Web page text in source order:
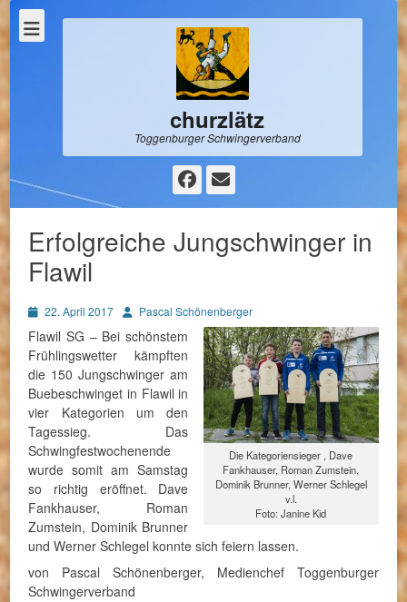
churzlätz
Toggenburger Schwingerverband
Facebook
E-
Mail
Erfolgreiche Jungschwinger in
Flawil
Posted22. April 2017 AutorPascal Schönenberger
Die Kategoriensieger , Dave
Fankhauser, Roman Zumstein,
Dominik Brunner, Werner Schlegel
v.l.
Foto: Janine Kid
Flawil SG – Bei schönstem
Frühlingswetter kämpften
die 150 Jungschwinger am
Buebeschwinget in Flawil in
vier Kategorien um den
Tagessieg. Das
Schwingfestwochenende
wurde somit am Samstag
so richtig eröffnet. Dave
Fankhauser, Roman
Zumstein, Dominik Brunner
und Werner Schlegel konnte sich feiern lassen.
von Pascal Schönenberger, Medienchef Toggenburger
Schwingerverband